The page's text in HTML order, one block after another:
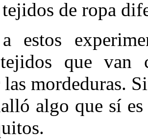
de ropa
estos
que van
mordeduras.
algo que sí